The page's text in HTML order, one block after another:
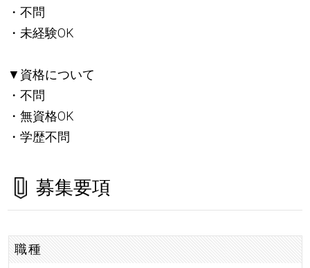
・不問
・未経験OK
▼資格について
・不問
・無資格OK
・学歴不問
募集要項
職種